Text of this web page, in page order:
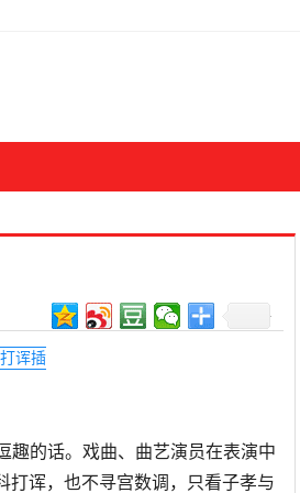
打诨插
趣的话。戏曲、曲艺演员在表演中
打诨，也不寻宫数调，只看子孝与